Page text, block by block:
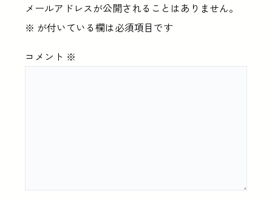
メールアドレスが公開されることはありません。
※ が付いている欄は必須項目です
コメント ※